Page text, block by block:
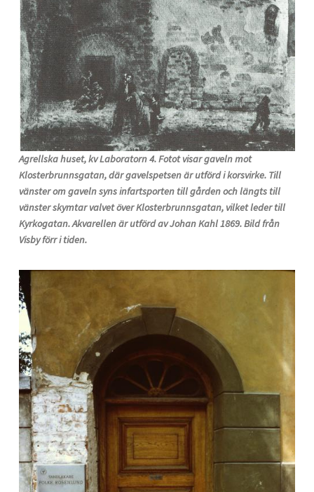
Agrellska huset, kv Laboratorn 4. Fotot visar gaveln mot
Klosterbrunnsgatan, där gavelspetsen är utförd i korsvirke. Till
vänster om gaveln syns infartsporten till gården och längts till
vänster skymtar valvet över Klosterbrunnsgatan, vilket leder till
Kyrkogatan. Akvarellen är utförd av Johan Kahl 1869. Bild från
Visby förr i tiden.